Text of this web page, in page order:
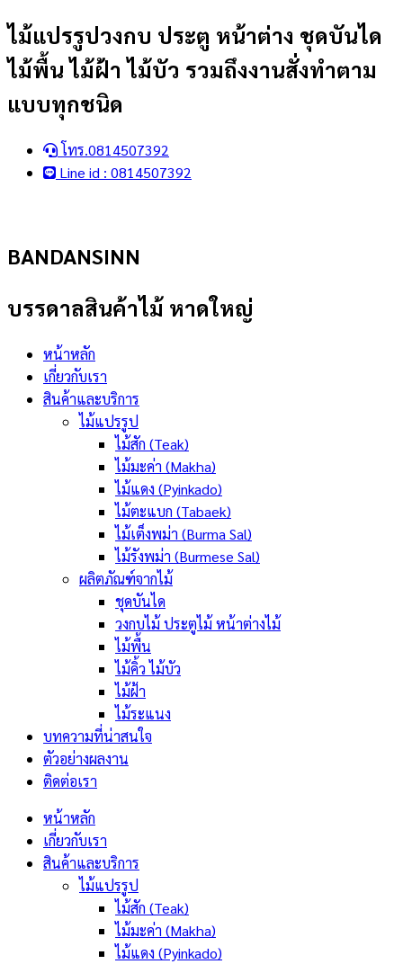
Skip
content
ไม้แปรรูปวงกบ ประตู หน้าต่าง ชุดบันได
ไม้พื้น ไม้ฝ้า ไม้บัว รวมถึงงานสั่งทำตาม
แบบทุกชนิด
โทร.0814507392
Line id : 0814507392
BANDANSINN
บรรดาลสินค้าไม้ หาดใหญ่
หน้าหลัก
เกี่ยวกับเรา
สินค้าและบริการ
ไม้แปรรูป
ไม้สัก (Teak)
ไม้มะค่า (Makha)
ไม้แดง (Pyinkado)
ไม้ตะแบก (Tabaek)
ไม้เต็งพม่า (Burma Sal)
ไม้รังพม่า (Burmese Sal)
ผลิตภัณฑ์จากไม้
ชุดบันได
วงกบไม้ ประตูไม้ หน้าต่างไม้
ไม้พื้น
ไม้คิ้ว ไม้บัว
ไม้ฝ้า
ไม้ระแนง
บทความที่น่าสนใจ
ตัวอย่างผลงาน
ติดต่อเรา
หน้าหลัก
เกี่ยวกับเรา
สินค้าและบริการ
ไม้แปรรูป
ไม้สัก (Teak)
ไม้มะค่า (Makha)
ไม้แดง (Pyinkado)